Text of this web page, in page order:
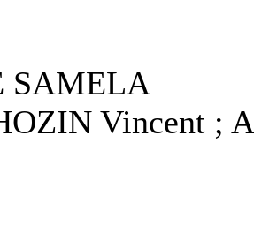
SAMELA
Vincent ;